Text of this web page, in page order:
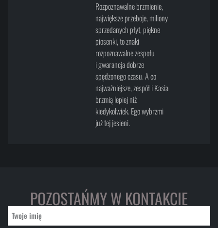
Rozpoznawalne brzmienie,
największe przeboje, miliony
sprzedanych płyt, piękne
piosenki, to znaki
rozpoznawalne zespołu
i gwarancja dobrze
spędzonego czasu. A co
najważniejsze, zespół i Kasia
brzmią lepiej niż
kiedykolwiek. Ego wybrzmi
już tej jesieni.
POZOSTAŃMY W KONTAKCIE